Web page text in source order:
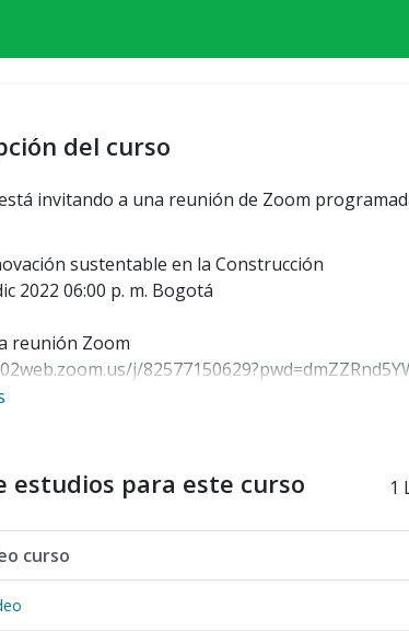
del curso
invitando a una reunión de Zoom
sustentable en la Construcción
2022 06:00 p. m. Bogotá
reunión Zoom
j/82577150629?pwd=
un toque
*557784# Estados Unidos
*557784# Estados Unidos
su ubicación
3325 Estados Unidos
estudios para este curso 1
curso